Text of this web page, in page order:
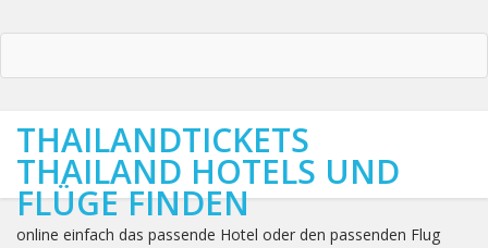
THAILANDTICKETS
THAILAND HOTELS UND
FLÜGE FINDEN
online einfach das passende Hotel oder den passenden Flug